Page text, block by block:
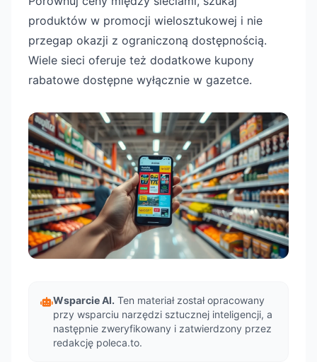
produktów w promocji wielosztukowej i nie
przegap okazji z ograniczoną dostępnością.
Wiele sieci oferuje też dodatkowe kupony
rabatowe dostępne wyłącznie w gazetce.
Wsparcie AI. Ten materiał został opracowany
przy wsparciu narzędzi sztucznej inteligencji, a
następnie zweryfikowany i zatwierdzony przez
redakcję poleca.to.